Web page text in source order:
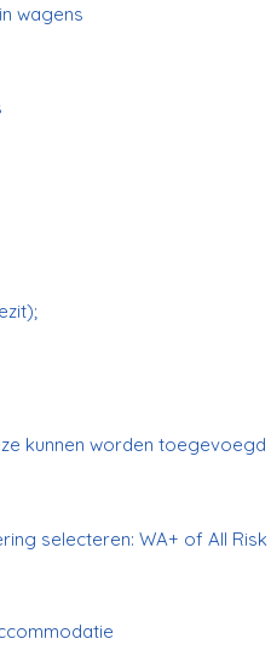
wagens
kunnen worden
selecteren: WA+ of All Risk